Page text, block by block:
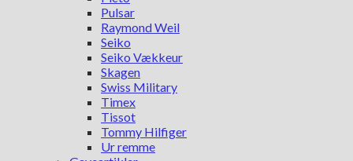
Pulsar
Raymond Weil
Seiko
Seiko Vækkeur
Skagen
Swiss Military
Timex
Tissot
Tommy Hilfiger
Ur remme